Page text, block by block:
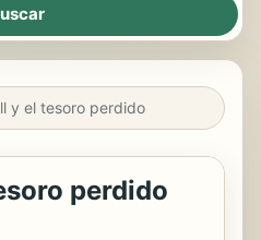
y el tesoro perdido
perdido